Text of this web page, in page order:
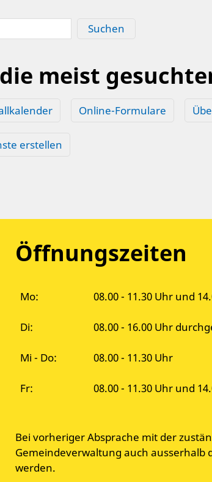
Suchen
meist
Online-Formulare
erstellen
Öffnungszeiten
Mo: 08.00 - 11.30 Uhr und
Di: 08.00 - 16.00 Uhr
Mi - Do: 08.00 - 11.30 Uhr
Fr: 08.00 - 11.30 Uhr und
Bei vorheriger Absprache mit der
Gemeindeverwaltung auch
werden.